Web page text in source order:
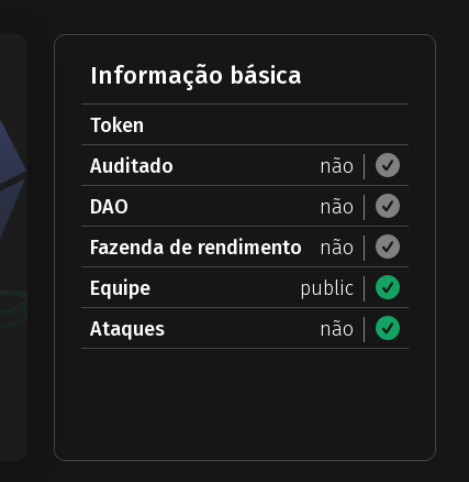
Informação básica
Token
Auditado
não
DAO
não
Fazenda de rendimento
não
Equipe
public
Ataques
não